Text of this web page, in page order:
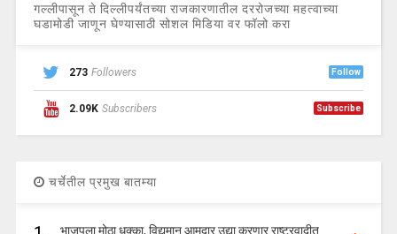
गल्लीपासून ते दिल्लीपर्यंतच्या राजकारणातील दररोजच्या महत्वाच्या
घडामोडी जाणून घेण्यासाठी सोशल मिडिया वर फॉलो करा
273 Followers Follow
2.09K Subscribers Subscribe
चर्चेतील प्रमुख बातम्या
भाजपला मोठा धक्का, विद्यमान आमदार उद्या करणार राष्ट्रवादीत